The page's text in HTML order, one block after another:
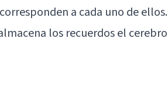
a cada uno de ellos.
los recuerdos el cerebro